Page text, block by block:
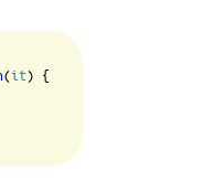
(it) {